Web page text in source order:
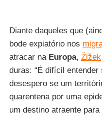
Diante daqueles que
bode expiatório nos
atracar na Europa, Žižek
duras: “É difícil entender
desespero se um
quarentena por uma
um destino atraente